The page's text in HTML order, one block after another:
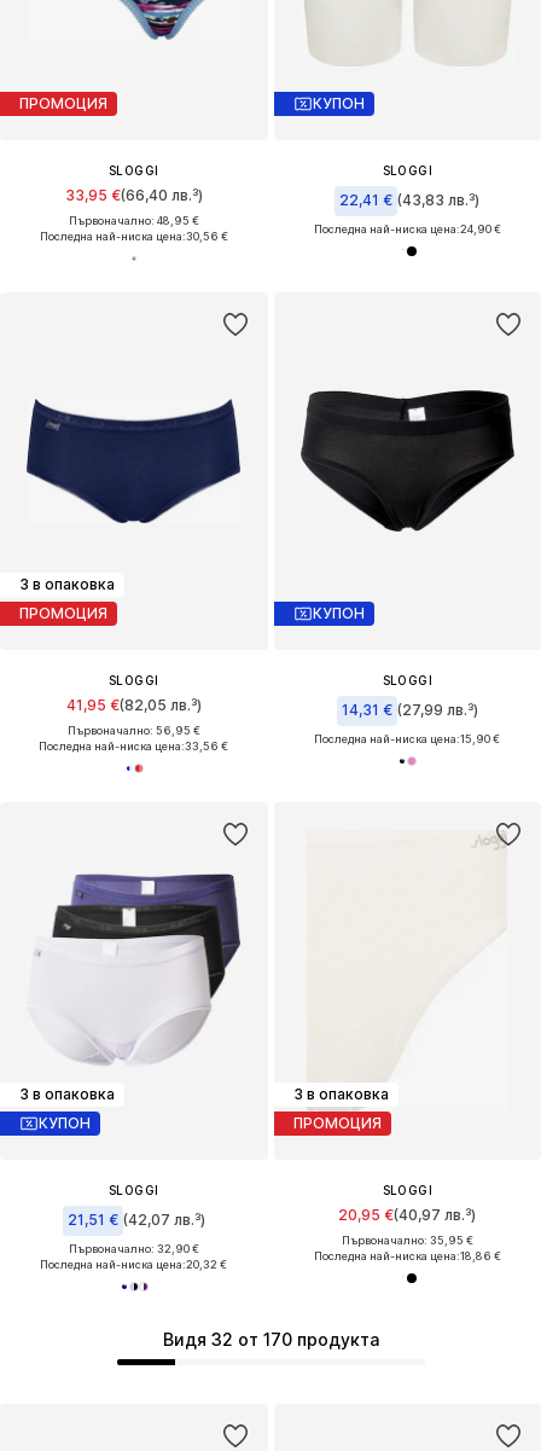
ПРОМОЦИЯ
SLOGGI
33,95 €(66,40 лв.³)
Първоначално: 48,95 €
Последна най-ниска цена:30,56 €
КУПОН
SLOGGI
22,41 € (43,83 лв.³)
Последна най-ниска цена:24,90 €
Видя 32 от 170 продукта
3 в опаковка
ПРОМОЦИЯ
SLOGGI
41,95 €(82,05 лв.³)
Първоначално: 56,95 €
Последна най-ниска цена:33,56 €
КУПОН
SLOGGI
14,31 € (27,99 лв.³)
Последна най-ниска цена:15,90 €
3 в опаковка
КУПОН
SLOGGI
21,51 € (42,07 лв.³)
Първоначално: 32,90 €
Последна най-ниска цена:20,32 €
3 в опаковка
ПРОМОЦИЯ
SLOGGI
20,95 €(40,97 лв.³)
Първоначално: 35,95 €
Последна най-ниска цена:18,86 €